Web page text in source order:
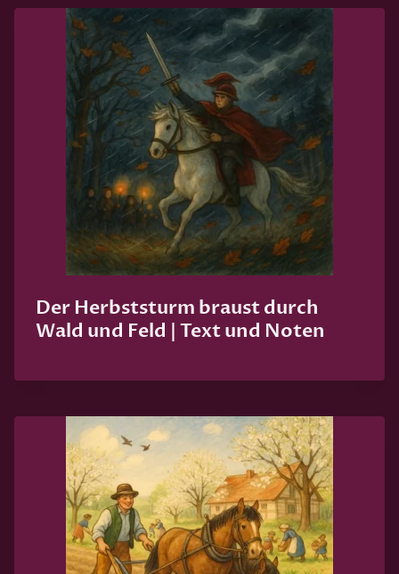
Der Herbststurm braust durch
Wald und Feld | Text und Noten